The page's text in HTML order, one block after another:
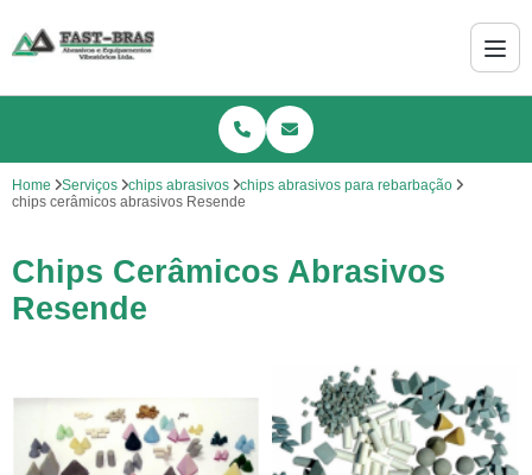
Home Serviços chips abrasivos
chips abrasivos para rebarbação
chips cerâmicos abrasivos Resende
Chips Cerâmicos Abrasivos
Resende